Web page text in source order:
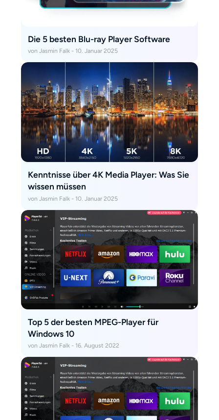
Die 5 besten Blu-ray Player Software
von Jasmin Falk - 10. Januar 2025
Kenntnisse über 4K Media Player: Was Sie
wissen müssen
von Jasmin Falk - 10. Januar 2025
Top 5 der besten MPEG-Player für
Windows 10
von Jasmin Falk - 16. August 2022